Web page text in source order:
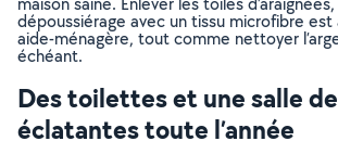
dépoussiérage avec un tissu microfibre est
aide-ménagère, tout comme nettoyer
échéant.
Des toilettes et une salle
éclatantes toute l’année